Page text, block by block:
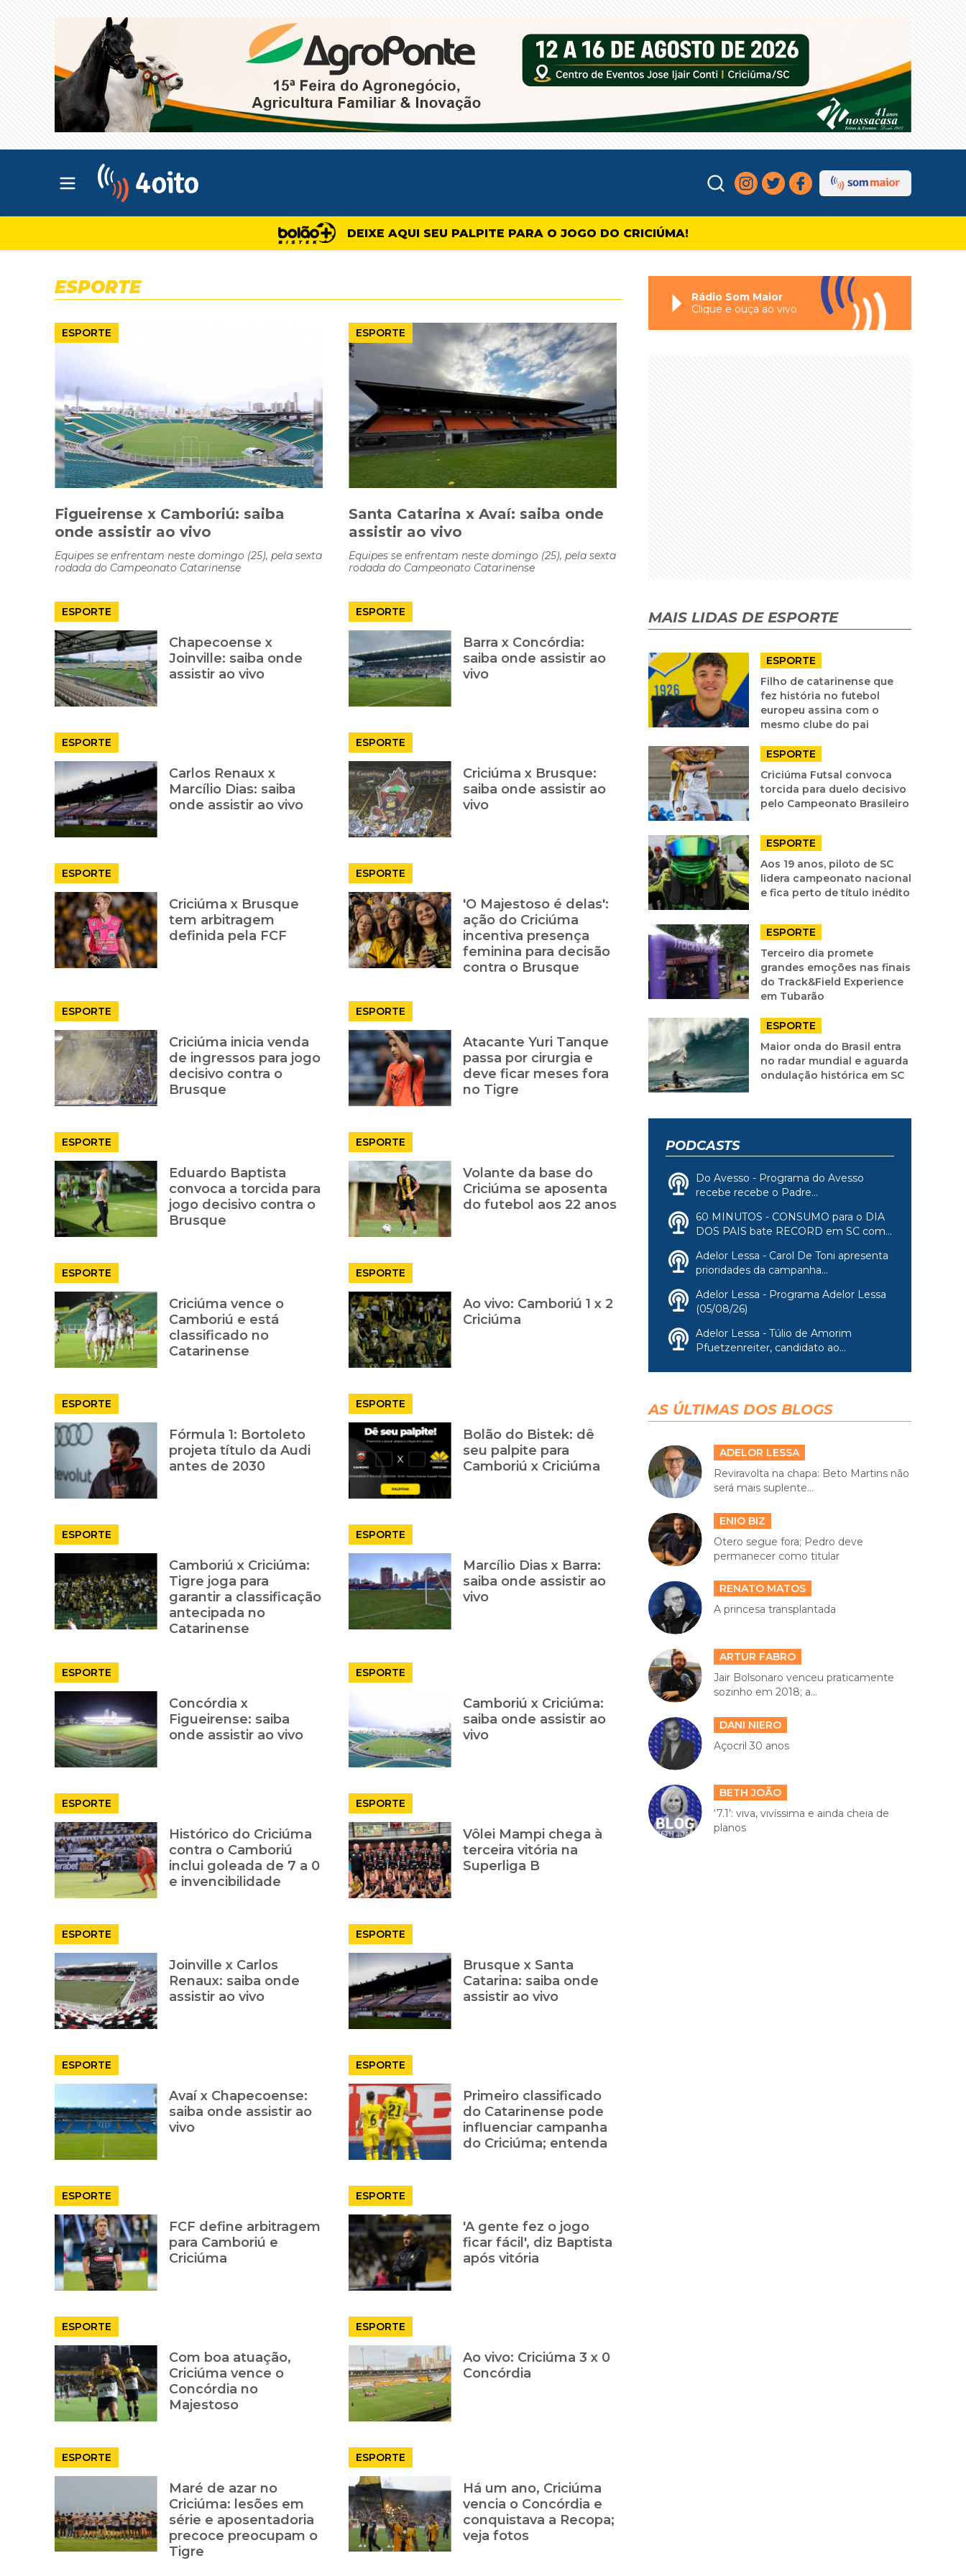
Abrir menu principal
DEIXE AQUI SEU PALPITE PARA O JOGO DO CRICIÚMA!
ESPORTE
ESPORTE
Figueirense x Camboriú: saiba
onde assistir ao vivo
Equipes se enfrentam neste domingo (25), pela sexta
rodada do Campeonato Catarinense
ESPORTE
Santa Catarina x Avaí: saiba onde
assistir ao vivo
Equipes se enfrentam neste domingo (25), pela sexta
rodada do Campeonato Catarinense
ESPORTE
Chapecoense x
Joinville: saiba onde
assistir ao vivo
ESPORTE
Barra x Concórdia:
saiba onde assistir ao
vivo
ESPORTE
Carlos Renaux x
Marcílio Dias: saiba
onde assistir ao vivo
ESPORTE
Criciúma x Brusque:
saiba onde assistir ao
vivo
ESPORTE
Criciúma x Brusque
tem arbitragem
definida pela FCF
ESPORTE
'O Majestoso é delas':
ação do Criciúma
incentiva presença
feminina para decisão
contra o Brusque
ESPORTE
Criciúma inicia venda
de ingressos para jogo
decisivo contra o
Brusque
ESPORTE
Atacante Yuri Tanque
passa por cirurgia e
deve ficar meses fora
no Tigre
ESPORTE
Eduardo Baptista
convoca a torcida para
jogo decisivo contra o
Brusque
ESPORTE
Volante da base do
Criciúma se aposenta
do futebol aos 22 anos
ESPORTE
Criciúma vence o
Camboriú e está
classificado no
Catarinense
ESPORTE
Ao vivo: Camboriú 1 x 2
Criciúma
ESPORTE
Fórmula 1: Bortoleto
projeta título da Audi
antes de 2030
ESPORTE
Bolão do Bistek: dê
seu palpite para
Camboriú x Criciúma
ESPORTE
Camboriú x Criciúma:
Tigre joga para
garantir a classificação
antecipada no
Catarinense
ESPORTE
Marcílio Dias x Barra:
saiba onde assistir ao
vivo
ESPORTE
Concórdia x
Figueirense: saiba
onde assistir ao vivo
ESPORTE
Camboriú x Criciúma:
saiba onde assistir ao
vivo
ESPORTE
Histórico do Criciúma
contra o Camboriú
inclui goleada de 7 a 0
e invencibilidade
ESPORTE
Vôlei Mampi chega à
terceira vitória na
Superliga B
ESPORTE
Joinville x Carlos
Renaux: saiba onde
assistir ao vivo
ESPORTE
Brusque x Santa
Catarina: saiba onde
assistir ao vivo
ESPORTE
Avaí x Chapecoense:
saiba onde assistir ao
vivo
ESPORTE
Primeiro classificado
do Catarinense pode
influenciar campanha
do Criciúma; entenda
ESPORTE
FCF define arbitragem
para Camboriú e
Criciúma
ESPORTE
'A gente fez o jogo
ficar fácil', diz Baptista
após vitória
ESPORTE
Com boa atuação,
Criciúma vence o
Concórdia no
Majestoso
ESPORTE
Ao vivo: Criciúma 3 x 0
Concórdia
ESPORTE
Maré de azar no
Criciúma: lesões em
série e aposentadoria
precoce preocupam o
Tigre
ESPORTE
Há um ano, Criciúma
vencia o Concórdia e
conquistava a Recopa;
veja fotos
Rádio Som Maior
Clique e ouça ao vivo
MAIS LIDAS DE ESPORTE
ESPORTE
Filho de catarinense que
fez história no futebol
europeu assina com o
mesmo clube do pai
ESPORTE
Criciúma Futsal convoca
torcida para duelo decisivo
pelo Campeonato Brasileiro
ESPORTE
Aos 19 anos, piloto de SC
lidera campeonato nacional
e fica perto de título inédito
ESPORTE
Terceiro dia promete
grandes emoções nas finais
do Track&Field Experience
em Tubarão
ESPORTE
Maior onda do Brasil entra
no radar mundial e aguarda
ondulação histórica em SC
PODCASTS
Do Avesso - Programa do Avesso
recebe recebe o Padre...
60 MINUTOS - CONSUMO para o DIA
DOS PAIS bate RECORD em SC com...
Adelor Lessa - Carol De Toni apresenta
prioridades da campanha...
Adelor Lessa - Programa Adelor Lessa
(05/08/26)
Adelor Lessa - Túlio de Amorim
Pfuetzenreiter, candidato ao...
AS ÚLTIMAS DOS BLOGS
ADELOR LESSA
Reviravolta na chapa: Beto Martins não
será mais suplente...
ENIO BIZ
Otero segue fora; Pedro deve
permanecer como titular
RENATO MATOS
A princesa transplantada
ARTUR FABRO
Jair Bolsonaro venceu praticamente
sozinho em 2018; a...
DANI NIERO
Açocril 30 anos
BETH JOÃO
‘7.1’: viva, vivíssima e ainda cheia de
planos